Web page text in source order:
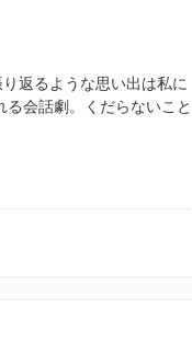
返るような思い出は私に
会話劇。くだらないこと